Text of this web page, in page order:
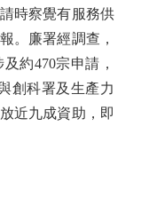
時察覺有服務供
。廉署經調查，
約470宗申請，
創科署及生產力
近九成資助，即